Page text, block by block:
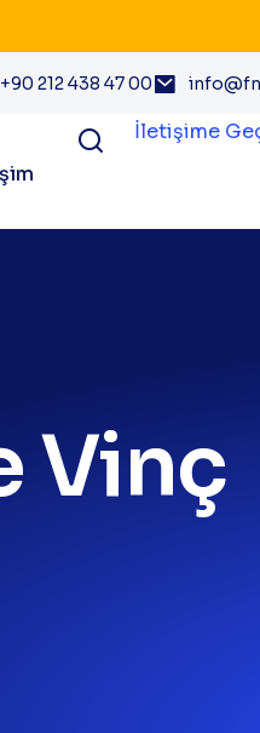
+90 212 438 47 00
İletişime
Vinç